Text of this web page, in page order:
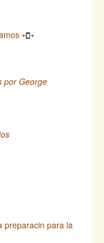
por George
preparacin para la